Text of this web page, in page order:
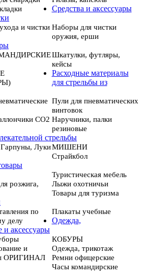
Средства и аксессуары
и чистки Наборы для чистки
оружия, ерши
Шкатулки, футляры,
кейсы
Расходные материалы
для стрельбы из
Пули для пневматических
винтовок
СО2 Наручники, палки
резиновые
стрельбы
ЛукиМИШЕНИ
Страйкбол
Туристическая мебель
розжига,
Лыжи охотничьи
Товары для туризма
по
делу
Плакаты учебные
Одежда,
и аксессуары
КОБУРЫ
и
ОРИГИНАЛ
Одежда, трикотаж
Ремни офицерские
Часы командирские